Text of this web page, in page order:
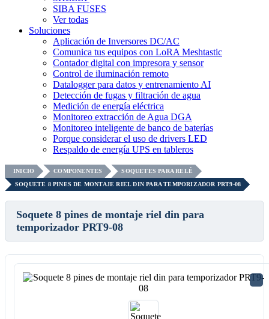
SIBA FUSES
Ver todas
Soluciones
Aplicación de Inversores DC/AC
Comunica tus equipos con LoRA Meshtastic
Contador digital con impresora y sensor
Control de iluminación remoto
Datalogger para datos y entrenamiento AI
Detección de fugas y filtración de agua
Medición de energía eléctrica
Monitoreo extracción de Agua DGA
Monitoreo inteligente de banco de baterías
Porque considerar el uso de drivers LED
Respaldo de energía UPS en tableros
INICIO COMPONENTES
SOQUETES PARA RELÉ
SOQUETE 8 PINES DE MONTAJE RIEL DIN PARA TEMPORIZADOR PRT9-08
Soquete 8 pines de montaje riel din para
temporizador PRT9-08